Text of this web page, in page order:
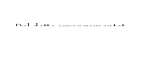
Del dette arrangementet